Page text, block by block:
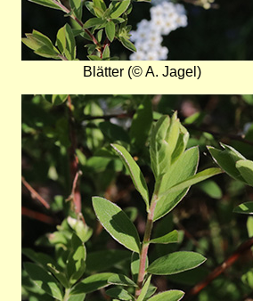
Blätter (© A. Jagel)
Bild